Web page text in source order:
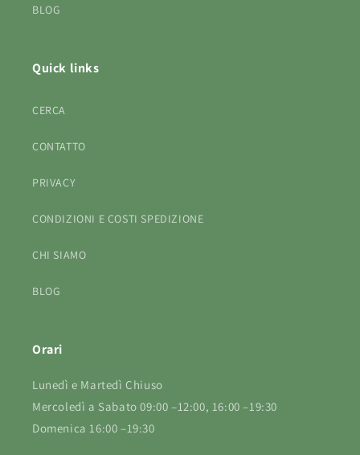
BLOG
Quick links
CERCA
CONTATTO
PRIVACY
CONDIZIONI E COSTI SPEDIZIONE
CHI SIAMO
BLOG
Orari
Lunedì e Martedì Chiuso
Mercoledì a Sabato 09:00 –12:00, 16:00 –19:30
Domenica 16:00 –19:30